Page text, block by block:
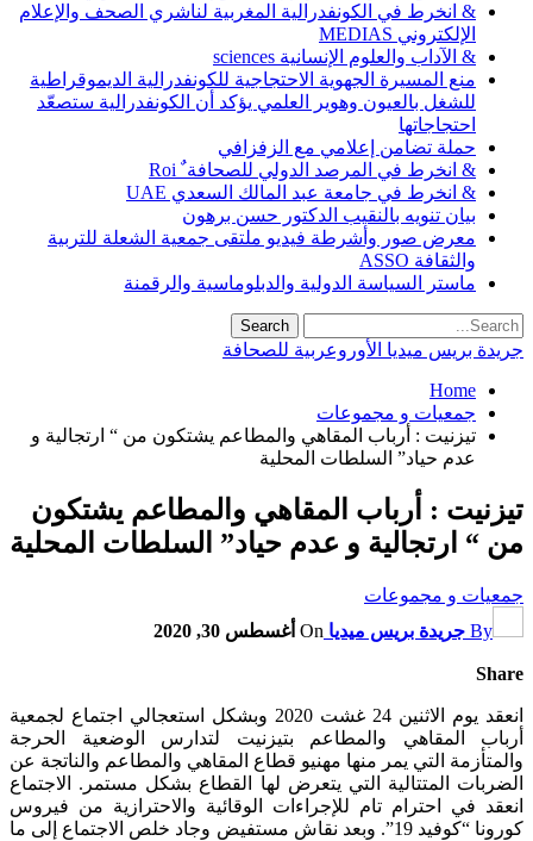
& انخرط في الكونفدرالية المغربية لناشري الصحف والإعلام
الإلكتروني MEDIAS
& الآداب والعلوم الإنسانية sciences
منع المسيرة الجهوية الاحتجاجية للكونفدرالية الديموقراطية
للشغل بالعيون وهوير العلمي يؤكد أن الكونفدرالية ستصعّد
احتجاجاتها
حملة تضامن إعلامي مع الزفزافي
& انخرط في المرصد الدولي للصحافة ٌ Roi
& انخرط في جامعة عبد المالك السعدي UAE
بيان تنويه بالنقيب الدكتور حسن برهون
معرض صور وأشرطة فيديو ملتقى جمعية الشعلة للتربية
والثقافة ASSO
ماستر السياسة الدولية والدبلوماسية والرقمنة
جريدة بريس ميديا الأوروعربية للصحافة
Home
جمعيات و مجموعات
تيزنيت : أرباب المقاهي والمطاعم يشتكون من “ ارتجالية و
عدم حياد” السلطات المحلية
تيزنيت : أرباب المقاهي والمطاعم يشتكون
من “ ارتجالية و عدم حياد” السلطات المحلية
جمعيات و مجموعات
By جريدة بريس ميديا On أغسطس 30, 2020
Share
انعقد يوم الاثنين 24 غشت 2020 وبشكل استعجالي اجتماع لجمعية
أرباب المقاهي والمطاعم بتيزنيت لتدارس الوضعية الحرجة
والمتأزمة التي يمر منها مهنيو قطاع المقاهي والمطاعم والناتجة عن
الضربات المتتالية التي يتعرض لها القطاع بشكل مستمر. الاجتماع
انعقد في احترام تام للإجراءات الوقائية والاحترازية من فيروس
كورونا “كوفيد 19”. وبعد نقاش مستفيض وجاد خلص الاجتماع إلى ما